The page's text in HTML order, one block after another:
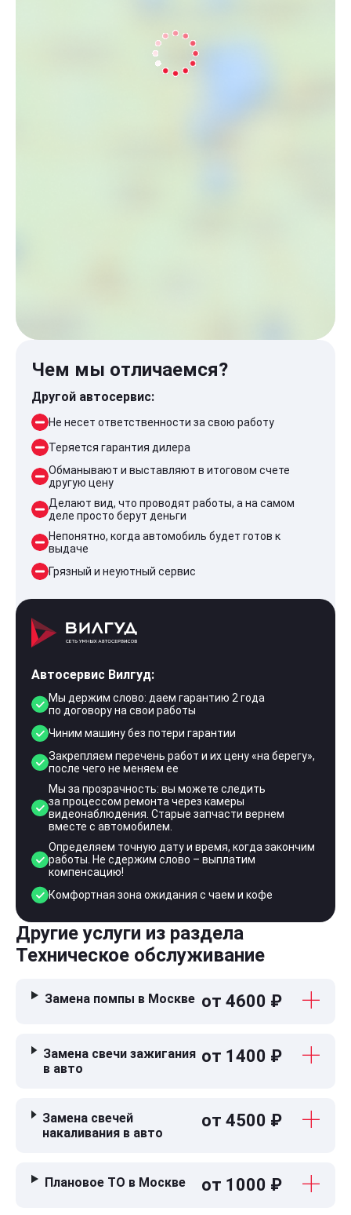
Чем мы отличаемся?
Другой автосервис:
Не несет ответственности за свою работу
Теряется гарантия дилера
Обманывают и выставляют в итоговом счете
другую цену
Делают вид, что проводят работы, а на самом
деле просто берут деньги
Непонятно, когда автомобиль будет готов к
выдаче
Грязный и неуютный сервис
Автосервис Вилгуд:
Мы держим слово: даем гарантию 2 года
по договору на свои работы
Чиним машину без потери гарантии
Закрепляем перечень работ и их цену «на берегу»,
после чего не меняем ее
Мы за прозрачность: вы можете следить
за процессом ремонта через камеры
видеонаблюдения. Старые запчасти вернем
вместе с автомобилем.
Определяем точную дату и время, когда закончим
работы. Не сдержим слово – выплатим
компенсацию!
Комфортная зона ожидания с чаем и кофе
Другие услуги из раздела
Техническое обслуживание
Замена помпы в Москве от 4600 ₽
Замена свечи зажигания
в авто
от 1400 ₽
Замена свечей
накаливания в авто
от 4500 ₽
Плановое ТО в Москве от 1000 ₽